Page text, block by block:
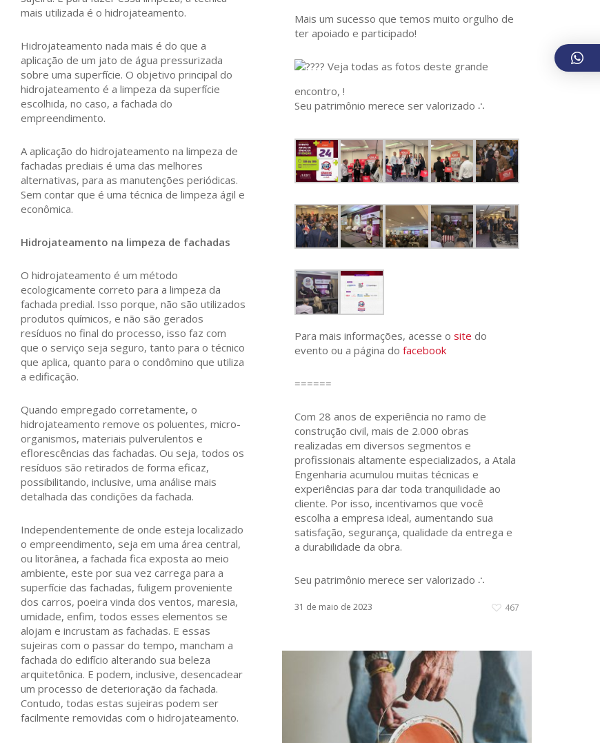
mais utilizada é o hidrojateamento.
Hidrojateamento nada mais é do que a
aplicação de um jato de água pressurizada
sobre uma superfície. O objetivo principal do
hidrojateamento é a limpeza da superfície
escolhida, no caso, a fachada do
empreendimento.
A aplicação do hidrojateamento na limpeza de
fachadas prediais é uma das melhores
alternativas, para as manutenções periódicas.
Sem contar que é uma técnica de limpeza ágil e
econômica.
Hidrojateamento na limpeza de fachadas
O hidrojateamento é um método
ecologicamente correto para a limpeza da
fachada predial. Isso porque, não são utilizados
produtos químicos, e não são gerados
resíduos no final do processo, isso faz com
que o serviço seja seguro, tanto para o técnico
que aplica, quanto para o condômino que utiliza
a edificação.
Quando empregado corretamente, o
hidrojateamento remove os poluentes, micro-
organismos, materiais pulverulentos e
eflorescências das fachadas. Ou seja, todos os
resíduos são retirados de forma eficaz,
possibilitando, inclusive, uma análise mais
detalhada das condições da fachada.
Independentemente de onde esteja localizado
o empreendimento, seja em uma área central,
ou litorânea, a fachada fica exposta ao meio
ambiente, este por sua vez carrega para a
superfície das fachadas, fuligem proveniente
dos carros, poeira vinda dos ventos, maresia,
umidade, enfim, todos esses elementos se
alojam e incrustam as fachadas. E essas
sujeiras com o passar do tempo, mancham a
fachada do edifício alterando sua beleza
arquitetônica. E podem, inclusive, desencadear
um processo de deterioração da fachada.
Contudo, todas estas sujeiras podem ser
facilmente removidas com o hidrojateamento.
Mais um sucesso que temos muito orgulho de
ter apoiado e participado!
Veja todas as fotos deste grande
encontro, !
Seu patrimônio merece ser valorizado ∴
Para mais informações, acesse o site do
evento ou a página do facebook
======
Com 28 anos de experiência no ramo de
construção civil, mais de 2.000 obras
realizadas em diversos segmentos e
profissionais altamente especializados, a Atala
Engenharia acumulou muitas técnicas e
experiências para dar toda tranquilidade ao
cliente. Por isso, incentivamos que você
escolha a empresa ideal, aumentando sua
satisfação, segurança, qualidade da entrega e
a durabilidade da obra.
Seu patrimônio merece ser valorizado ∴
31 de maio de 2023 467